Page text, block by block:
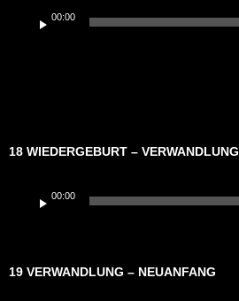
Player
00:00
18 WIEDERGEBURT – VERWANDLUNG
Player
00:00
19 VERWANDLUNG – NEUANFANG